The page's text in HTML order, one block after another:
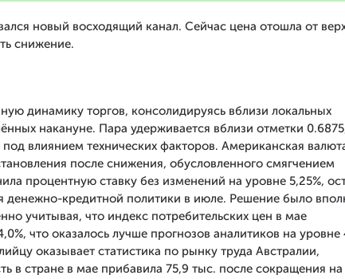
новый восходящий канал. Сейчас цена отошла от
снижение.
динамику торгов, консолидируясь вблизи локальных
накануне. Пара удерживается вблизи отметки
под влиянием технических факторов. Американская
после снижения, обусловленного смягчением
процентную ставку без изменений на уровне 5,25%,
денежно-кредитной политики в июле. Решение было
учитывая, что индекс потребительских цен в мае
что оказалось лучше прогнозов аналитиков на уровне
оказывает статистика по рынку труда Австралии,
в стране в мае прибавила 75,9 тыс. после сокращения